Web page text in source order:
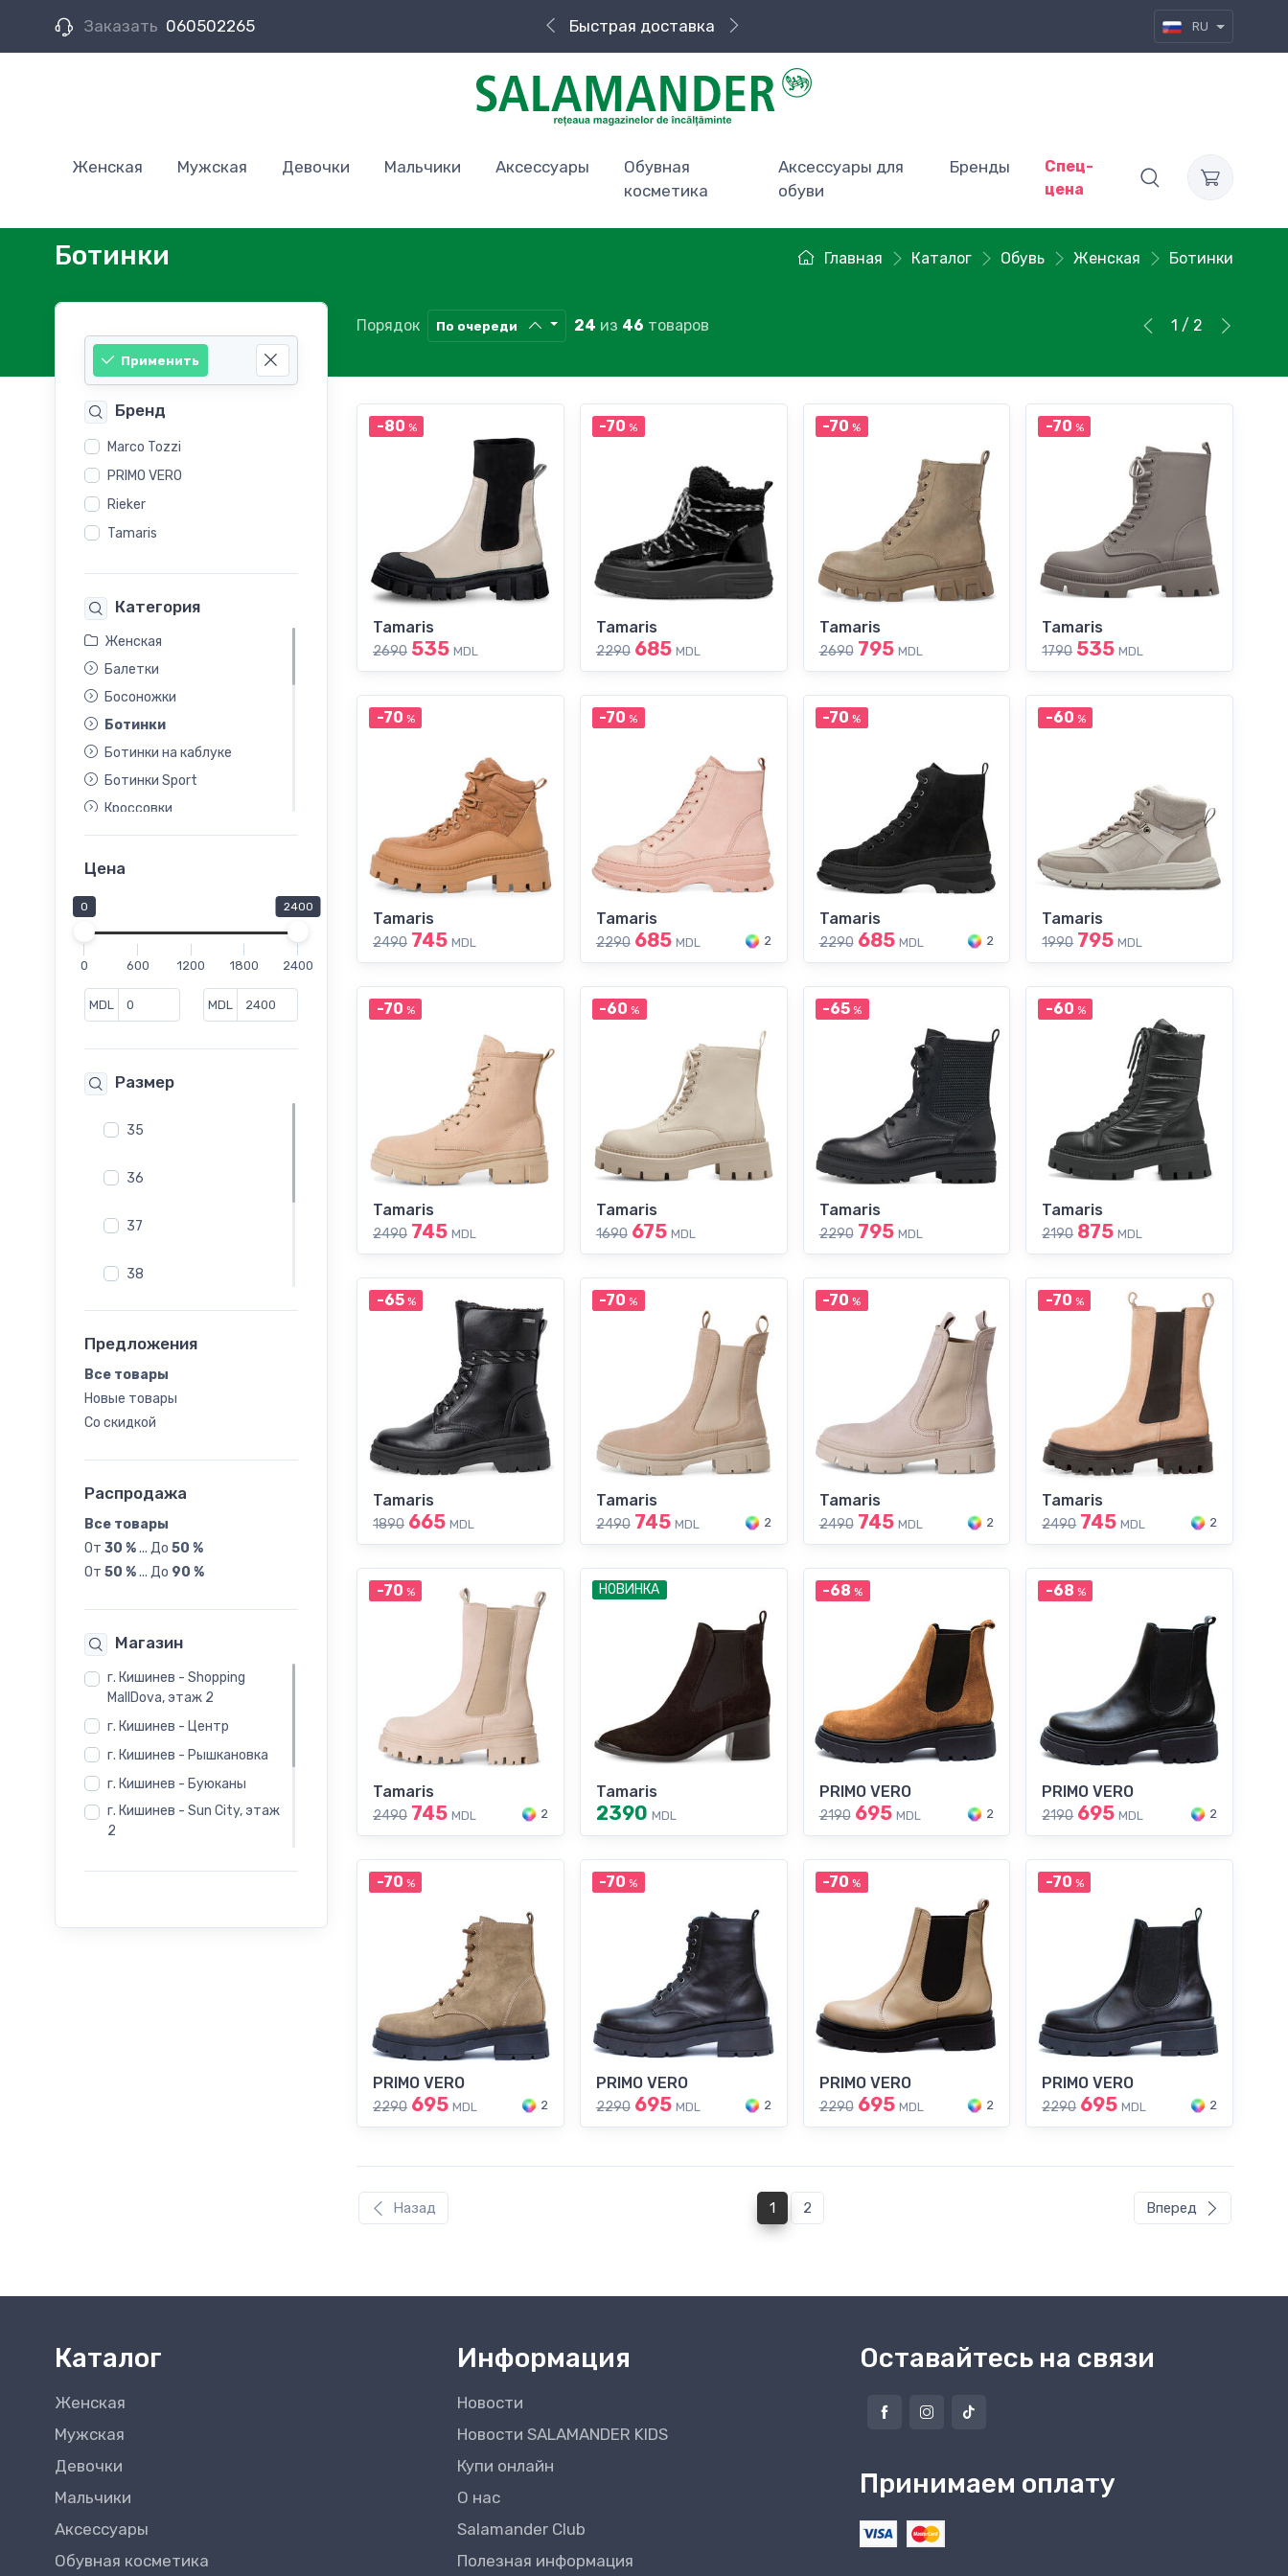
Заказать 060502265 Быстрая доставка RU
Женская Мужская Девочки Мальчики Аксессуары
Обувная
косметика
Аксессуары для
обуви
Бренды
Спец-
цена
Главная Каталог Обувь Женская Ботинки
Ботинки
Применить
Бренд
Marco Tozzi
PRIMO VERO
Rieker
Tamaris
Категория
Женская
Балетки
Босоножки
Ботинки
Ботинки на каблуке
Ботинки Sport
Кроссовки
Летние туфли
Лоферы
Полуботинки
Полусапоги
Сабо
Слипоны
Туфли
Туфли на каблуке
Цена
0 2400
0 600 1200 1800 2400
MDL MDL
Размер
35
36
37
38
40
41
Предложения
Все товары
Новые товары
Со скидкой
Распродажа
Все товары
От 30 %... До 50 %
От 50 %... До 90 %
Магазин
г. Кишинев - Shopping
MallDova, этаж 2
г. Кишинев - Центр
г. Кишинев - Рышкановка
г. Кишинев - Буюканы
г. Кишинев - Sun City, этаж
2
Evimall, Н. Йорга 5
Порядок По очереди 24 из 46 товаров 1 / 2
-80 %
Tamaris
2690 535 MDL
-70 %
Tamaris
2290 685 MDL
-70 %
Tamaris
2690 795 MDL
-70 %
Tamaris
1790 535 MDL
-70 %
Tamaris
2490 745 MDL
-70 %
Tamaris
2290 685 MDL 2
-70 %
Tamaris
2290 685 MDL 2
-60 %
Tamaris
1990 795 MDL
-70 %
Tamaris
2490 745 MDL
-60 %
Tamaris
1690 675 MDL
-65 %
Tamaris
2290 795 MDL
-60 %
Tamaris
2190 875 MDL
-65%
Tamaris
1890 665 MDL
-70 %
Tamaris
2490 745 MDL 2
-70 %
Tamaris
2490 745 MDL 2
-70 %
Tamaris
2490 745 MDL 2
-70 %
Tamaris
2490 745 MDL 2
НОВИНКА
Tamaris
2390 MDL
-68 %
PRIMO VERO
2190 695 MDL 2
-68 %
PRIMO VERO
2190 695 MDL 2
-70 %
PRIMO VERO
2290 695 MDL 2
-70 %
PRIMO VERO
2290 695 MDL 2
-70 %
PRIMO VERO
2290 695 MDL 2
-70 %
PRIMO VERO
2290 695 MDL 2
Назад 1(current)
2 Вперед
Каталог
Женская
Мужская
Девочки
Мальчики
Аксессуары
Обувная косметика
Информация
Новости
Новости SALAMANDER KIDS
Купи онлайн
О нас
Salamander Club
Полезная информация
Оставайтесь на связи
Принимаем оплату